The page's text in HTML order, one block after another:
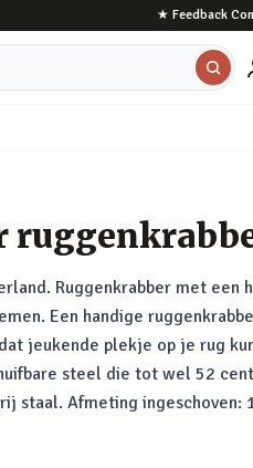
★ Feedback
Ruggenkrabber met een
Een handige
jeukende plekje op je rug
steel die tot wel 52
staal. Afmeting ingeschoven: